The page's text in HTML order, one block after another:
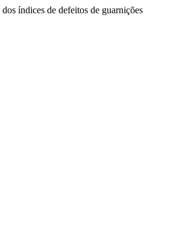
índices de defeitos de guarnições